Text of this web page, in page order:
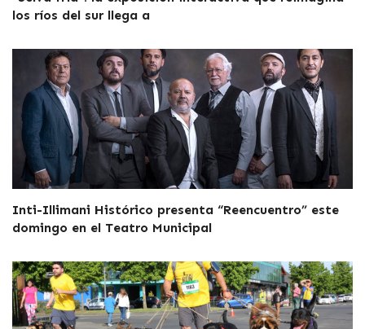
los ríos del sur llega a
Inti-Illimani Histórico presenta “Reencuentro” este
domingo en el Teatro Municipal